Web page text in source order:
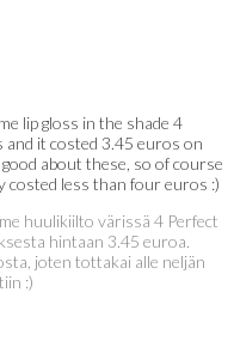
lip gloss in the shade 4
and it costed 3.45 euros on
about these, so of course
costed less than four euros :)
huulikiilto värissä 4 Perfect
hintaan 3.45 euroa.
joten tottakai alle neljän
:)